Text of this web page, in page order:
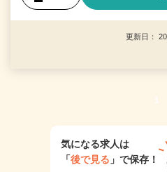
更新日：
1
気になる求人は
「後で見る 」で保存！